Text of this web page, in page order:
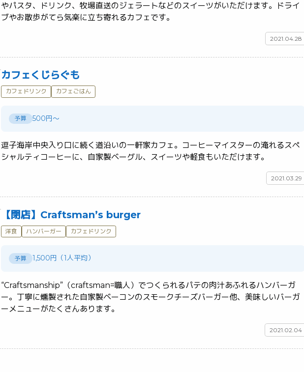
やパスタ、ドリンク、牧場直送のジェラートなどのスイーツがいただけます。ドライ
2021.04.28
カフェくじらぐも
カフェドリンク カフェごはん
予算 500円～
逗子海岸中央入り口に続く道沿いの一軒家カフェ。コーヒーマイスターの淹れるスペ
2021.03.29
【閉店】Craftsman’s burger
洋食 ハンバーガー カフェドリンク
予算 1,500円（1人平均）
“Craftsmanship”（craftsman=職人）でつくられるパテの肉汁あふれるハンバーガ
ー。丁寧に燻製された自家製ベーコンのスモークチーズバーガー他、美味しいバーガ
2021.02.04